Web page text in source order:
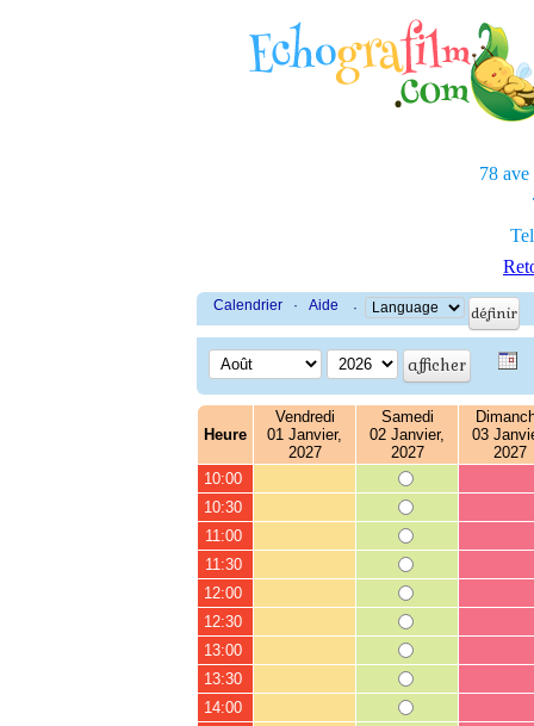
78 ave
Calendrier · Aide ·
Heure
Vendredi
01 Janvier,
2027
Samedi
02 Janvier,
2027
03
2027
10:00
10:30
11:00
11:30
12:00
12:30
13:00
13:30
14:00